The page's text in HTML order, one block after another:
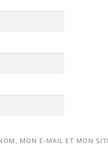
MON E-MAIL ET MON